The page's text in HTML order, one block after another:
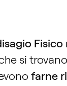
Fisico
si
farne